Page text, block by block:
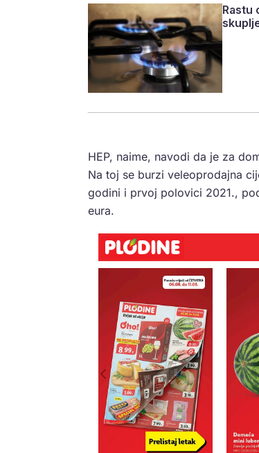
Rastu
HEP, naime, navodi da je za
Na toj se burzi veleoprodajna
godini i prvoj polovici 2021.,
eura.